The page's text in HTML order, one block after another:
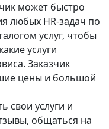
может быстро
любых HR-задач по
услуг, чтобы
услуги
Заказчик
цены и большой
свои услуги и
общаться на